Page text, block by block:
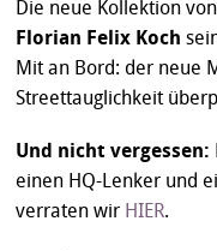
Die neue Kollektion von
Florian Felix Koch
Mit an Bord: der neue
Streettauglichkeit
Und nicht vergessen:
einen HQ-Lenker und
verraten wir HIER.